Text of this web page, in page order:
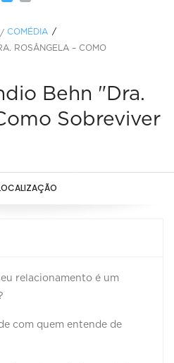
/ COMÉDIA
ROSÂNGELA – COMO
Behn "Dra.
Sobreviver
relacionamento é um
com quem entende de